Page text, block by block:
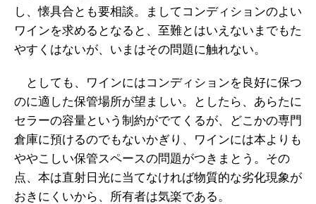
し、懐具合とも要相談。ましてコンディションのよい
ワインを求めるとなると、至難とはいえないまでもた
やすくはないが、いまはその問題に触れない。
としても、ワインにはコンディションを良好に保つ
のに適した保管場所が望ましい。としたら、あらたに
セラーの容量という制約がでてくるが、どこかの専門
倉庫に預けるのでもないかぎり、ワインには本よりも
ややこしい保管スペースの問題がつきまとう。その
点、本は直射日光に当てなければ物質的な劣化現象が
おきにくいから、所有者は気楽である。